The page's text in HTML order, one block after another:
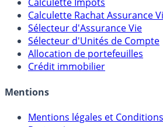
Calculateur d'intérêts
Calculette Impôts
Calculette Rachat Assurance Vie
Sélecteur d'Assurance Vie
Sélecteur d'Unités de Compte
Allocation de portefeuilles